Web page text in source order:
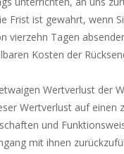
Frist ist gewahrt, wenn
vierzehn Tagen
Kosten der
Wertverlust der
Wertverlust auf einen
und
mit ihnen